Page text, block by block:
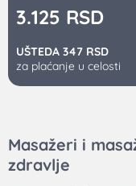
3.125 RSD
UŠTEDA 347 RSD
za plaćanje u celosti
Masažeri i
zdravlje